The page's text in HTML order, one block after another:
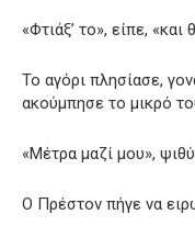
«Φτιάξ’ το», είπε,
Το αγόρι πλησίασε,
ακούμπησε το μικρό
«Μέτρα μαζί μου»,
Ο Πρέστον πήγε να